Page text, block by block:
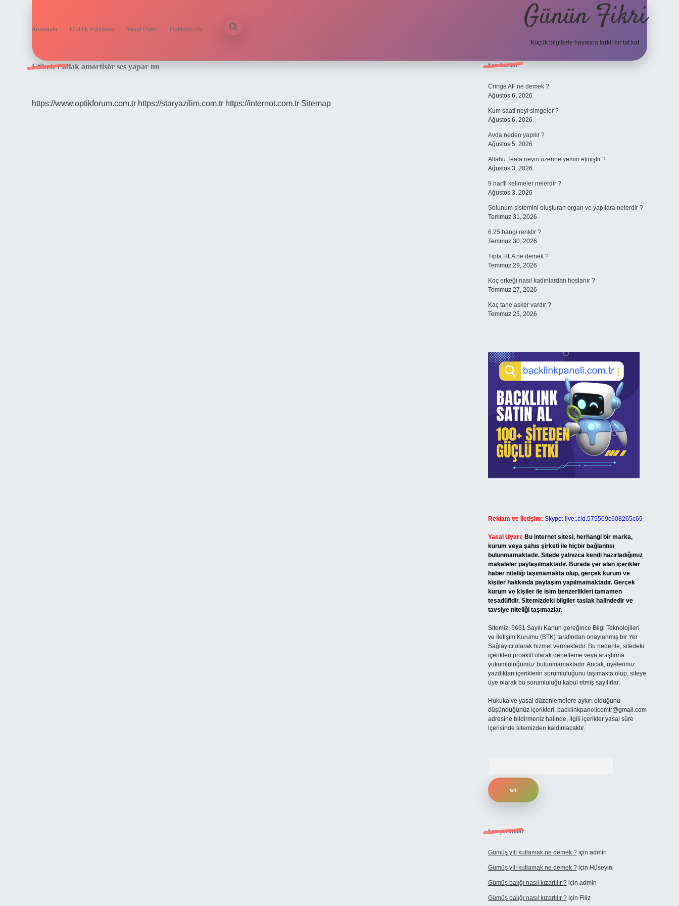
Anasayfa Gizlilik Politikası Yasal Uyarı Hakkımızda Günün Fikri
Küçük bilgilerle hayatına farklı bir tat kat.
Etiket:Patlak amortisör ses yapar mı
https://www.optikforum.com.tr https://staryazilim.com.tr https://internot.com.tr Sitemap
Sidebar
Son Yazılar
Cringe AF ne demek ?
Ağustos 6, 2026
Kum saati neyi simgeler ?
Ağustos 6, 2026
Avda neden yapılır ?
Ağustos 5, 2026
Allahu Teala neyin üzerine yemin etmiştir ?
Ağustos 3, 2026
9 harfli kelimeler nelerdir ?
Ağustos 3, 2026
Solunum sistemini oluşturan organ ve yapılara nelerdir ?
Temmuz 31, 2026
6.25 hangi renktir ?
Temmuz 30, 2026
Tıpta HLA ne demek ?
Temmuz 29, 2026
Koç erkeği nasıl kadınlardan hoslanır ?
Temmuz 27, 2026
Kaç tane asker vardır ?
Temmuz 25, 2026
Reklam ve İletişim: Skype: live:.cid.575569c608265c69
Yasal Uyarı: Bu internet sitesi, herhangi bir marka,
kurum veya şahıs şirketi ile hiçbir bağlantısı
bulunmamaktadır. Sitede yalnızca kendi hazırladığımız
makaleler paylaşılmaktadır. Burada yer alan içerikler
haber niteliği taşımamakta olup, gerçek kurum ve
kişiler hakkında paylaşım yapılmamaktadır. Gerçek
kurum ve kişiler ile isim benzerlikleri tamamen
tesadüfidir. Sitemizdeki bilgiler taslak halindedir ve
tavsiye niteliği taşımazlar.
Sitemiz, 5651 Sayılı Kanun gereğince Bilgi Teknolojileri
ve İletişim Kurumu (BTK) tarafından onaylanmış bir Yer
Sağlayıcı olarak hizmet vermektedir. Bu nedenle, sitedeki
içerikleri proaktif olarak denetleme veya araştırma
yükümlülüğümüz bulunmamaktadır. Ancak, üyelerimiz
yazdıkları içeriklerin sorumluluğunu taşımakta olup, siteye
üye olarak bu sorumluluğu kabul etmiş sayılırlar.
Hukuka ve yasal düzenlemelere aykırı olduğunu
düşündüğünüz içerikleri, backlinkpanelicomtr@gmail.com
adresine bildirmeniz halinde, ilgili içerikler yasal süre
içerisinde sitemizden kaldırılacaktır.
Son yorumlar
Gümüş yılı kutlamak ne demek ?için admin
Gümüş yılı kutlamak ne demek ?için Hüseyin
Gümüş balığı nasıl kızartılır ?için admin
Gümüş balığı nasıl kızartılır ?için Filiz